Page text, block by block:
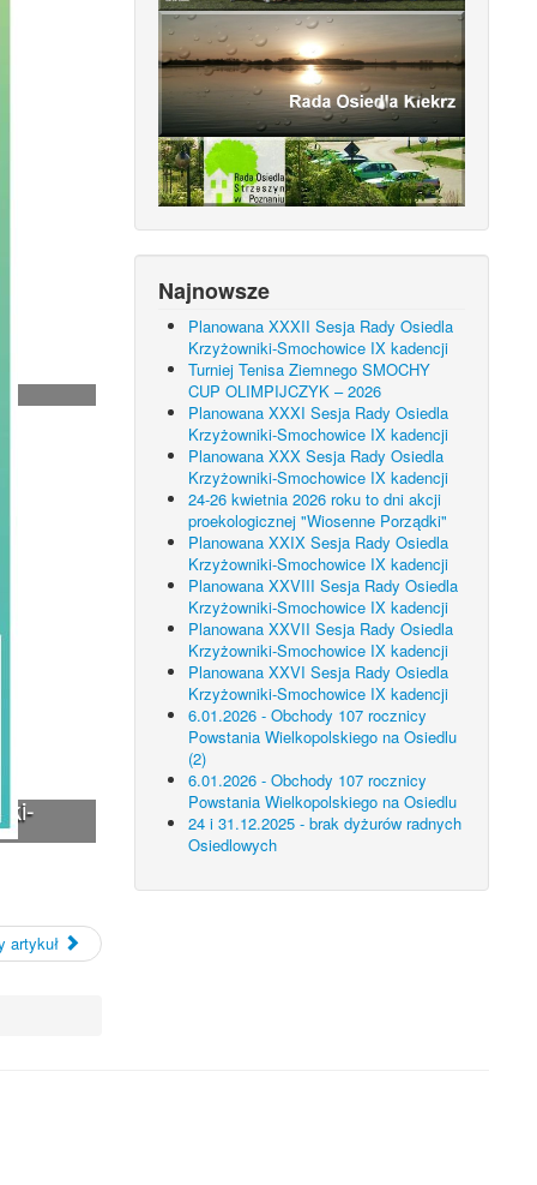
artykuł
Najnowsze
Planowana XXXII Sesja Rady Osiedla
Krzyżowniki-Smochowice IX kadencji
Turniej Tenisa Ziemnego SMOCHY
CUP OLIMPIJCZYK – 2026
Planowana XXXI Sesja Rady Osiedla
Krzyżowniki-Smochowice IX kadencji
Planowana XXX Sesja Rady Osiedla
Krzyżowniki-Smochowice IX kadencji
24-26 kwietnia 2026 roku to dni akcji
proekologicznej "Wiosenne Porządki"
Planowana XXIX Sesja Rady Osiedla
Krzyżowniki-Smochowice IX kadencji
Planowana XXVIII Sesja Rady Osiedla
Krzyżowniki-Smochowice IX kadencji
Planowana XXVII Sesja Rady Osiedla
Krzyżowniki-Smochowice IX kadencji
Planowana XXVI Sesja Rady Osiedla
Krzyżowniki-Smochowice IX kadencji
6.01.2026 - Obchody 107 rocznicy
Powstania Wielkopolskiego na Osiedlu
(2)
6.01.2026 - Obchody 107 rocznicy
Powstania Wielkopolskiego na Osiedlu
24 i 31.12.2025 - brak dyżurów radnych
Osiedlowych